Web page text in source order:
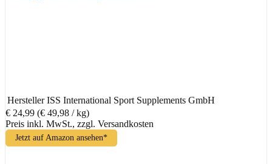
Hersteller ISS International Sport Supplements GmbH
€ 24,99 (€ 49,98 / kg)
Preis inkl. MwSt., zzgl. Versandkosten
Jetzt auf Amazon ansehen*